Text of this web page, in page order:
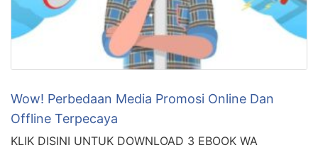
Wow! Perbedaan Media Promosi Online Dan
Offline Terpecaya
KLIK DISINI UNTUK DOWNLOAD 3 EBOOK WA